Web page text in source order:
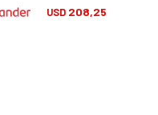
USD 208,25